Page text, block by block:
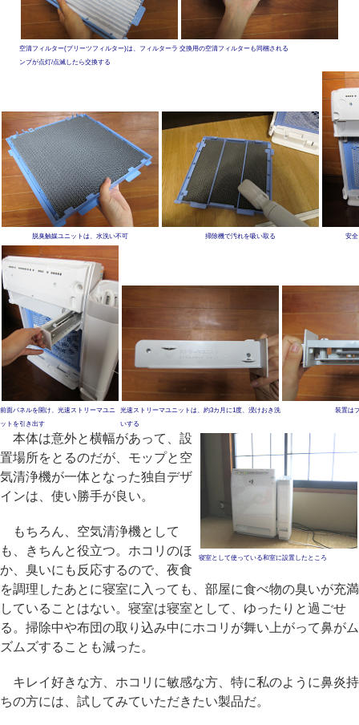
空清フィルター(プリーツフィルター)は、フィルターラ
ンプが点灯/点滅したら交換する
交換用の空清フィルターも同梱される
脱臭触媒ユニットは、水洗い不可 掃除機で汚れを吸い取る 安
前面パネルを開け、光速ストリーマユニ
ットを引き出す
光速ストリーマユニットは、約3カ月に1度、浸けおき洗
いする
装置は
寝室として使っている和室に設置したところ
本体は意外と横幅があって、設
置場所をとるのだが、モップと空
気清浄機が一体となった独自デザ
インは、使い勝手が良い。
もちろん、空気清浄機として
も、きちんと役立つ。ホコリのほ
か、臭いにも反応するので、夜食
を調理したあとに寝室に入っても、部屋に食べ物の臭いが充満
していることはない。寝室は寝室として、ゆったりと過ごせ
る。掃除中や布団の取り込み中にホコリが舞い上がって鼻がム
ズムズすることも減った。
キレイ好きな方、ホコリに敏感な方、特に私のように鼻炎持
ちの方には、試してみていただきたい製品だ。